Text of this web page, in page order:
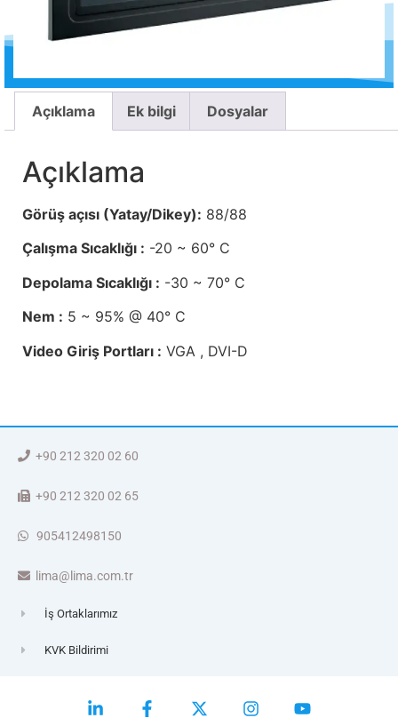
Açıklama Ek bilgi Dosyalar
Açıklama
Görüş açısı (Yatay/Dikey): 88/88
Çalışma Sıcaklığı : -20 ~ 60° C
Depolama Sıcaklığı : -30 ~ 70° C
Nem : 5 ~ 95% @ 40° C
Video Giriş Portları : VGA , DVI-D
+90 212 320 02 60
+90 212 320 02 65
905412498150
lima@lima.com.tr
İş Ortaklarımız
KVK Bildirimi